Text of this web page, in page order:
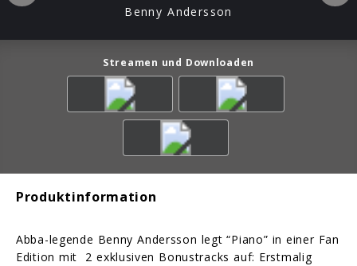
Benny Andersson
Streamen und Downloaden
Produktinformation
Abba-legende Benny Andersson legt “Piano” in einer Fan
Edition mit 2 exklusiven Bonustracks auf: Erstmalig